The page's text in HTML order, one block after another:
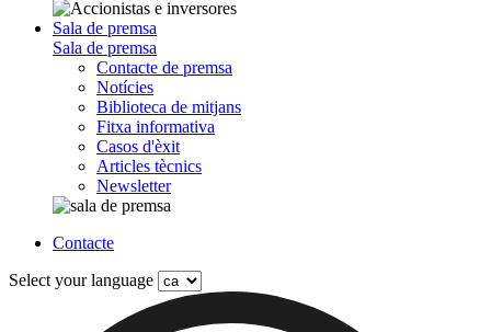
Sala de premsa
Sala de premsa
Contacte de premsa
Notícies
Biblioteca de mitjans
Fitxa informativa
Casos d'èxit
Articles tècnics
Newsletter
Contacte
Select your language